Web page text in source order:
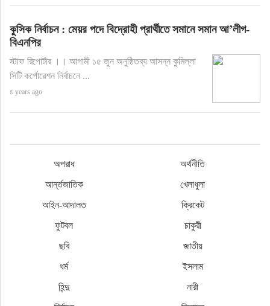
কুসিক নির্বাচন : মেয়র পদে বিদ্রোহী প্রার্থীতে সমানে সমান আ’লীগ-
বিএনপির
স্টাফ রিপোর্টার ।। আগামী ১৫ জুন অনুষ্ঠিতব্য আসন্ন কুমিল্লা
সিটি কর্পোরেশন নির্বাচনে ...
৪ years ago
অপরাধ
অর্থনীতি
আর্ন্তজাতিক
খেলাধুলা
আইন-আদালত
ক্রিকেট
ফুটবল
চাকুরী
ছবি
জাতীয়
ধর্ম
ইসলাম
হিন্দু
নারী